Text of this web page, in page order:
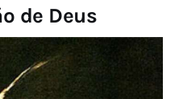
de Deus